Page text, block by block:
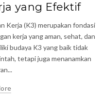
yang Efektif
Kerja (K3) merupakan fondasi
kerja yang aman, sehat, dan
budaya K3 yang baik tidak
tetapi juga menanamkan